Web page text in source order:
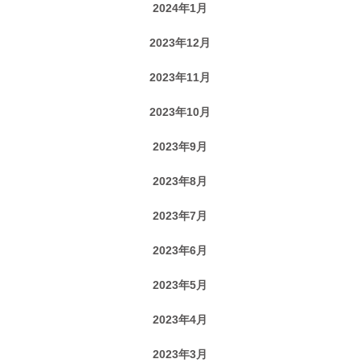
2024年1月
2023年12月
2023年11月
2023年10月
2023年9月
2023年8月
2023年7月
2023年6月
2023年5月
2023年4月
2023年3月